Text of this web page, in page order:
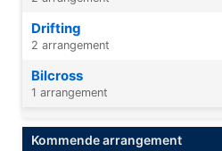
Drifting
2 arrangement
Bilcross
1 arrangement
Kommende arrangement